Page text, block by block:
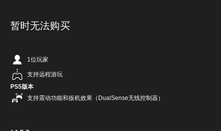
暂时无法购买
1位玩家
支持远程游玩
PS5版本
支持震动功能和扳机效果（DualSense无线控制器）